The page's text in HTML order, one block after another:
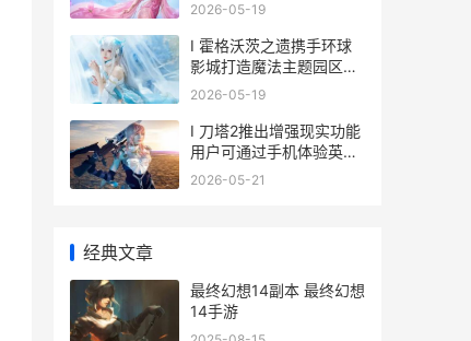
2026-05-19
I 霍格沃茨之遗携手环球
影城打造魔法主题园区互
动体验
2026-05-19
I 刀塔2推出增强现实功能
用户可通过手机体验英雄
之战
2026-05-21
经典文章
最终幻想14副本 最终幻想
14手游